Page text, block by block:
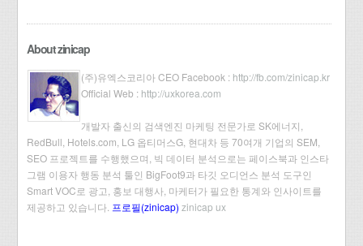
About zinicap
(주)유엑스코리아 CEO Facebook : http://fb.com/zinicap.kr
Official Web : http://uxkorea.com
개발자 출신의 검색엔진 마케팅 전문가로 SK에너지,
RedBull, Hotels.com, LG 옵티머스G, 현대차 등 70여개 기업의 SEM,
SEO 프로젝트를 수행했으며, 빅 데이터 분석으로는 페이스북과 인스타
그램 이용자 행동 분석 툴인 BigFoot9과 타깃 오디언스 분석 도구인
Smart VOC로 광고, 홍보 대행사, 마케터가 필요한 통계와 인사이트를
제공하고 있습니다. 프로필(zinicap) zinicap ux